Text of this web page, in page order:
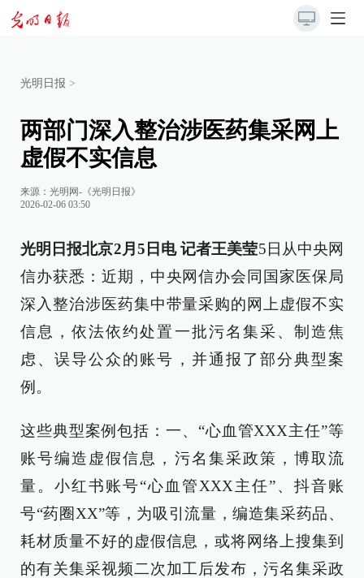
光明日报 >
两部门深入整治涉医药集采网上
虚假不实信息
来源： 光明网-《光明日报》
2026-02-06 03:50
光明日报北京2月5日电 记者王美莹5日从中央网
信办获悉：近期，中央网信办会同国家医保局
深入整治涉医药集中带量采购的网上虚假不实
信息，依法依约处置一批污名集采、制造焦
虑、误导公众的账号，并通报了部分典型案
例。
这些典型案例包括：一、“心血管XXX主任”等
账号编造虚假信息，污名集采政策，博取流
量。小红书账号“心血管XXX主任”、抖音账
号“药圈XX”等，为吸引流量，编造集采药品、
耗材质量不好的虚假信息，或将网络上搜集到
的有关集采视频二次加工后发布，污名集采政